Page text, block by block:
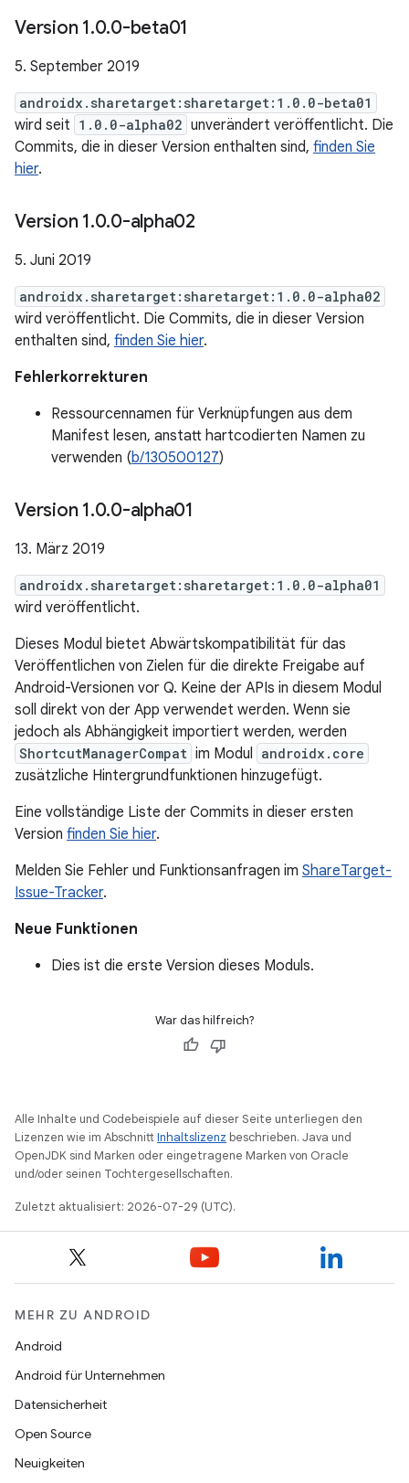
Version 1.0.0-beta01
5. September 2019
androidx.sharetarget:sharetarget:1.0.0-beta01
wird seit 1.0.0-alpha02 unverändert veröffentlicht. Die
Commits, die in dieser Version enthalten sind, finden Sie
hier.
Version 1.0.0-alpha02
5. Juni 2019
androidx.sharetarget:sharetarget:1.0.0-alpha02
wird veröffentlicht. Die Commits, die in dieser Version
enthalten sind, finden Sie hier.
Fehlerkorrekturen
Ressourcennamen für Verknüpfungen aus dem
Manifest lesen, anstatt hartcodierten Namen zu
verwenden (b/130500127)
Version 1.0.0-alpha01
13. März 2019
androidx.sharetarget:sharetarget:1.0.0-alpha01
wird veröffentlicht.
Dieses Modul bietet Abwärtskompatibilität für das
Veröffentlichen von Zielen für die direkte Freigabe auf
Android-Versionen vor Q. Keine der APIs in diesem Modul
soll direkt von der App verwendet werden. Wenn sie
jedoch als Abhängigkeit importiert werden, werden
ShortcutManagerCompat im Modul androidx.core
zusätzliche Hintergrundfunktionen hinzugefügt.
Eine vollständige Liste der Commits in dieser ersten
Version finden Sie hier.
Melden Sie Fehler und Funktionsanfragen im ShareTarget-
Issue-Tracker.
Neue Funktionen
Dies ist die erste Version dieses Moduls.
War das hilfreich?
Alle Inhalte und Codebeispiele auf dieser Seite unterliegen den
Lizenzen wie im AbschnittInhaltslizenz beschrieben. Java und
OpenJDK sind Marken oder eingetragene Marken von Oracle
und/oder seinen Tochtergesellschaften.
Zuletzt aktualisiert: 2026-07-29 (UTC).
MEHR ZU ANDROID
Android
Android für Unternehmen
Datensicherheit
Open Source
Neuigkeiten